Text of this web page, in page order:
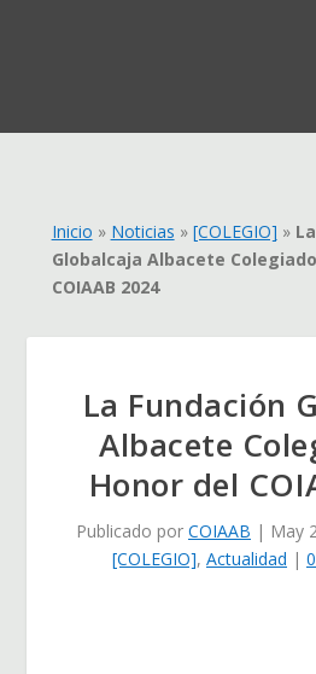
Inicio » Noticias » [COLEGIO] »
Globalcaja Albacete
COIAAB 2024
La Fundación
Albacete
Honor del
Publicado por COIAAB | May
[COLEGIO], Actualidad | 0